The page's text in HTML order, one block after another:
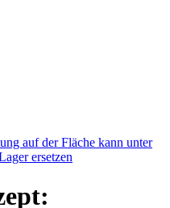
auf der Fläche kann unter
ersetzen